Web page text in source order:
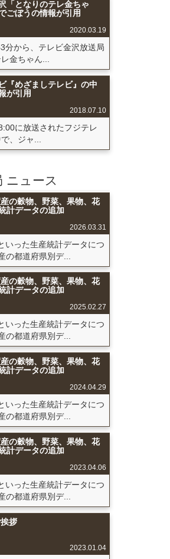
「となりのテレ金ちゃ
ごぼうの情報が引用
2020.03.19
分から、テレビ金沢放送局
金ちゃん...
『めざましテレビ』の中
が引用
2018.07.10
に放送されたフジテレ
、ジャ...
ニュース
の穀物、野菜、果物、花
計データの追加
2026.03.31
いった生産統計データにつ
の都道府県別デ...
の穀物、野菜、果物、花
計データの追加
2025.02.27
いった生産統計データにつ
の都道府県別デ...
の穀物、野菜、果物、花
計データの追加
2024.04.29
いった生産統計データにつ
の都道府県別デ...
の穀物、野菜、果物、花
計データの追加
2023.04.06
いった生産統計データにつ
の都道府県別デ...
拶
2023.01.04